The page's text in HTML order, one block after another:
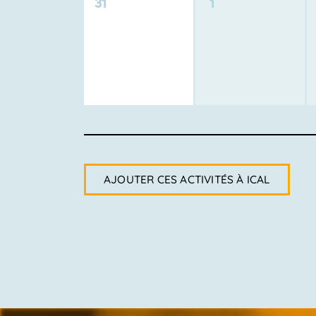
31 1
AJOUTER CES ACTIVITÉS À ICAL